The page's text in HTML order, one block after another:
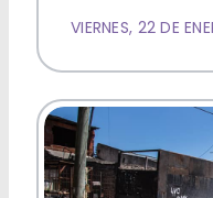
VIERNES, 22 DE